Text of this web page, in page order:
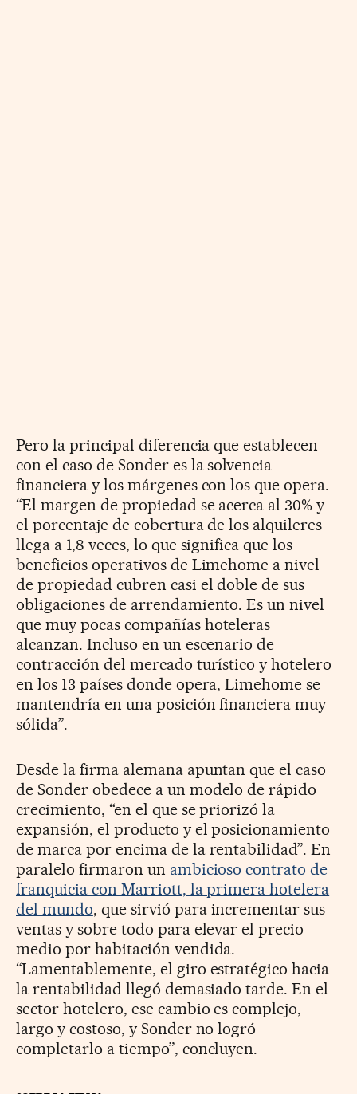
Pero la principal diferencia que establecen
con el caso de Sonder es la solvencia
financiera y los márgenes con los que opera.
“El margen de propiedad se acerca al 30% y
el porcentaje de cobertura de los alquileres
llega a 1,8 veces, lo que significa que los
beneficios operativos de Limehome a nivel
de propiedad cubren casi el doble de sus
obligaciones de arrendamiento. Es un nivel
que muy pocas compañías hoteleras
alcanzan. Incluso en un escenario de
contracción del mercado turístico y hotelero
en los 13 países donde opera, Limehome se
mantendría en una posición financiera muy
sólida”.
Desde la firma alemana apuntan que el caso
de Sonder obedece a un modelo de rápido
crecimiento, “en el que se priorizó la
expansión, el producto y el posicionamiento
de marca por encima de la rentabilidad”. En
paralelo firmaron un ambicioso contrato de
franquicia con Marriott, la primera hotelera
del mundo, que sirvió para incrementar sus
ventas y sobre todo para elevar el precio
medio por habitación vendida.
“Lamentablemente, el giro estratégico hacia
la rentabilidad llegó demasiado tarde. En el
sector hotelero, ese cambio es complejo,
largo y costoso, y Sonder no logró
completarlo a tiempo”, concluyen.